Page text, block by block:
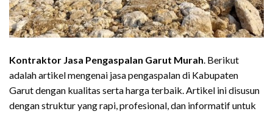
Kontraktor Jasa Pengaspalan Garut Murah. Berikut
adalah artikel mengenai jasa pengaspalan di Kabupaten
Garut dengan kualitas serta harga terbaik. Artikel ini disusun
dengan struktur yang rapi, profesional, dan informatif untuk